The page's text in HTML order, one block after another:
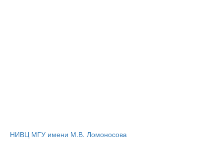
НИВЦ МГУ имени М.В. Ломоносова